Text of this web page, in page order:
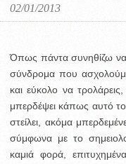
02/01/2013
Όπως πάντα συνηθίζω
σύνδρομα που
και εύκολο να
μπερδέψει κάπως αυτό
στείλει, ακόμα
σύμφωνα με το
καμιά φορά,